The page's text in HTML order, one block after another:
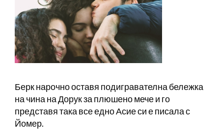
Берк нарочно оставя подигравателна бележка
на чина на Дорук за плюшено мече и го
представя така все едно Асие си е писала с
Йомер.